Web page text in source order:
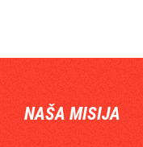
NAŠA MISIJA